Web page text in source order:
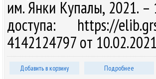
им. Янки Купалы, 2021. –
доступа: https://
4142124797 от
Добавить в корзину Подробнее